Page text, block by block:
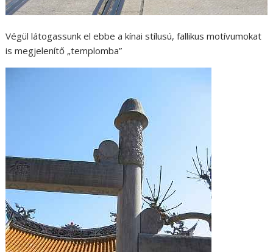
Végül látogassunk el ebbe a kínai stílusú, fallikus motívumokat
is megjelenítő „templomba”